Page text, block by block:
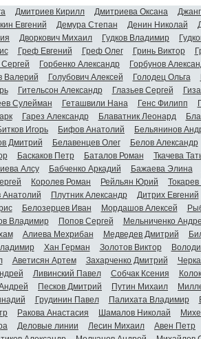
Дмитриев Кирилл Дмитриева Оксана
Евгений Демура Степан Денин Николай
Дворкович Михаил Гудков Владимир
Греф Евгений Греф Олег Гринь Виктор
Сергей Горбенко Александр Горбунов
Валерий Голубович Алексей Голодец Ольга
Гительсон Александр Глазьев Сергей
Сулейман Геташвили Нана Генс Филипп
Гарез Александр Блаватник Леонард
Игорь Бифов Анатолий Бельянинов
Дмитрий Белавенцев Олег Белов Александр
Баскаков Петр Баталов Роман Ткачева
Алсу Бабченко Аркадий Бажаева Элина
Королев Роман Рейльян Юрий
Анатолий Плутник Александр Дитрих Евгений
Белозерцев Иван Мордашов Алексей
Владимир Попов Сергей Мельниченко
Алиева Мехрибан Медведев Дмитрий
Хан Герман Золотов Виктор
Аветисян Артем Захарченко Дмитрий
Ливинский Павел Собчак Ксения
Песков Дмитрий Путин Михаил
Грудинин Павел Палихата Владимир
Ракова Анастасия Шамалов Николай
Деловые линии Лесин Михаил Авен Петр